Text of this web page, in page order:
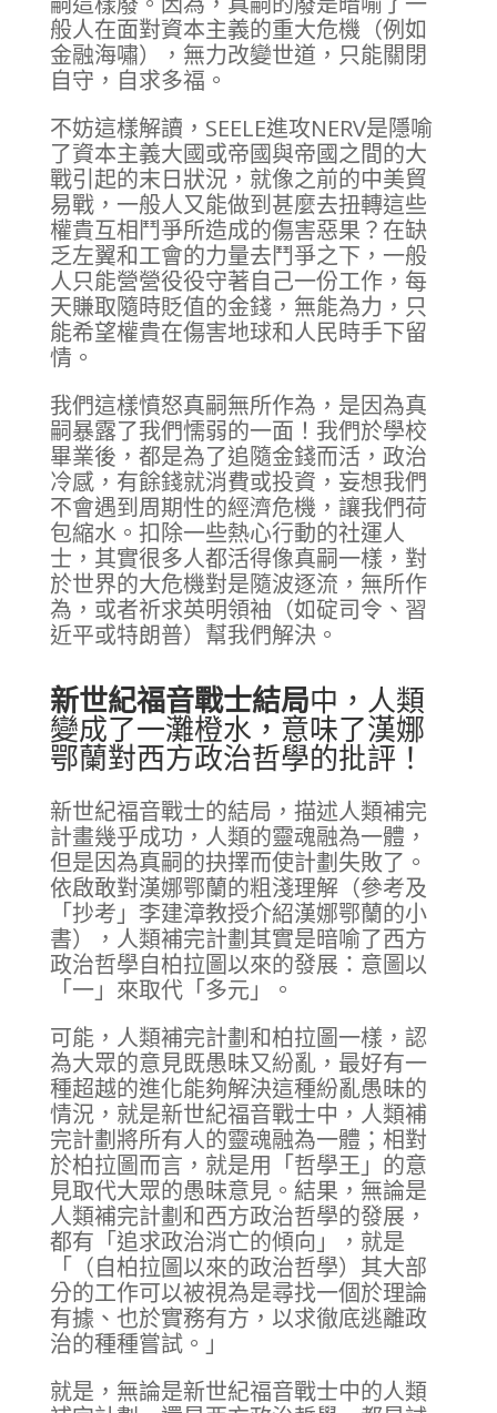
般人在面對資本主義的重大危機（例如
金融海嘯），無力改變世道，只能關閉
自守，自求多福。
不妨這樣解讀，SEELE進攻NERV是隱喻
了資本主義大國或帝國與帝國之間的大
戰引起的末日狀況，就像之前的中美貿
易戰，一般人又能做到甚麼去扭轉這些
權貴互相鬥爭所造成的傷害惡果？在缺
乏左翼和工會的力量去鬥爭之下，一般
人只能營營役役守著自己一份工作，每
天賺取隨時貶值的金錢，無能為力，只
能希望權貴在傷害地球和人民時手下留
情。
我們這樣憤怒真嗣無所作為，是因為真
嗣暴露了我們懦弱的一面！我們於學校
畢業後，都是為了追隨金錢而活，政治
冷感，有餘錢就消費或投資，妄想我們
不會遇到周期性的經濟危機，讓我們荷
包縮水。扣除一些熱心行動的社運人
士，其實很多人都活得像真嗣一樣，對
於世界的大危機對是隨波逐流，無所作
為，或者祈求英明領袖（如碇司令、習
近平或特朗普）幫我們解決。
新世紀福音戰士結局中，人類
變成了一灘橙水，意味了漢娜
鄂蘭對西方政治哲學的批評！
新世紀福音戰士的結局，描述人類補完
計畫幾乎成功，人類的靈魂融為一體，
但是因為真嗣的抉擇而使計劃失敗了。
依啟敢對漢娜鄂蘭的粗淺理解（參考及
「抄考」李建漳教授介紹漢娜鄂蘭的小
書），人類補完計劃其實是暗喻了西方
政治哲學自柏拉圖以來的發展：意圖以
「一」來取代「多元」。
可能，人類補完計劃和柏拉圖一樣，認
為大眾的意見既愚昧又紛亂，最好有一
種超越的進化能夠解決這種紛亂愚昧的
情況，就是新世紀福音戰士中，人類補
完計劃將所有人的靈魂融為一體；相對
於柏拉圖而言，就是用「哲學王」的意
見取代大眾的愚昧意見。結果，無論是
人類補完計劃和西方政治哲學的發展，
都有「追求政治消亡的傾向」，就是
「（自柏拉圖以來的政治哲學）其大部
分的工作可以被視為是尋找一個於理論
有據、也於實務有方，以求徹底逃離政
治的種種嘗試。」
就是，無論是新世紀福音戰士中的人類